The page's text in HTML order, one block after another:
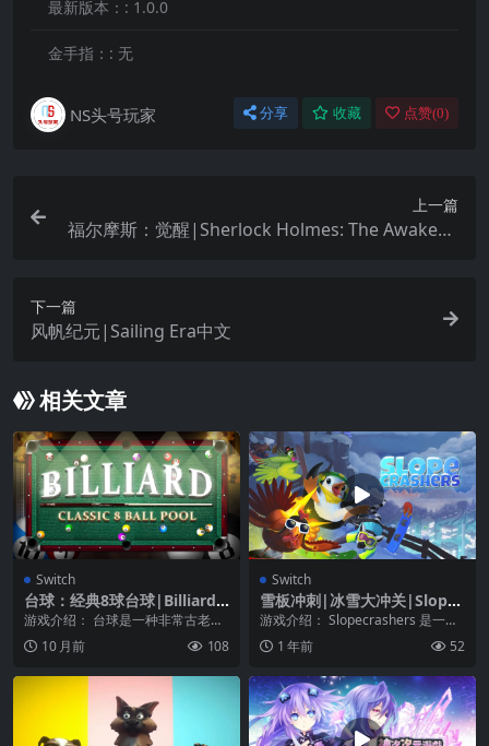
最新版本：: 1.0.0
金手指：: 无
NS头号玩家 分享 收藏 点赞(0)
上一篇
福尔摩斯：觉醒|Sherlock Holmes: The Awakene
下一篇
风帆纪元|Sailing Era中文
相关文章
Switch
台球：经典8球台球|Billiard:
Classic 8 Ball Pool
游戏介绍： 台球是一种非常古老且
流行的棋盘游戏，您必须在其中展
示您的灵巧性和准确...
10 月前 108
Switch
雪板冲刺|冰雪大冲关|Slopec
rashers中文
游戏介绍： Slopecrashers 是一款
街机风格的滑雪竞速游戏，主角是
一群...1 年前 52